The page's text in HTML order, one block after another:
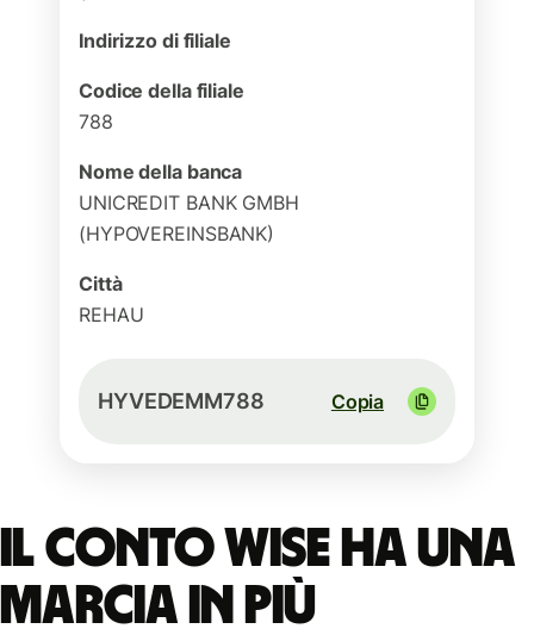
Indirizzo di filiale
Codice della filiale
788
Nome della banca
UNICREDIT BANK GMBH
(HYPOVEREINSBANK)
Città
REHAU
HYVEDEMM788 Copia
Il conto Wise ha una
marcia in più